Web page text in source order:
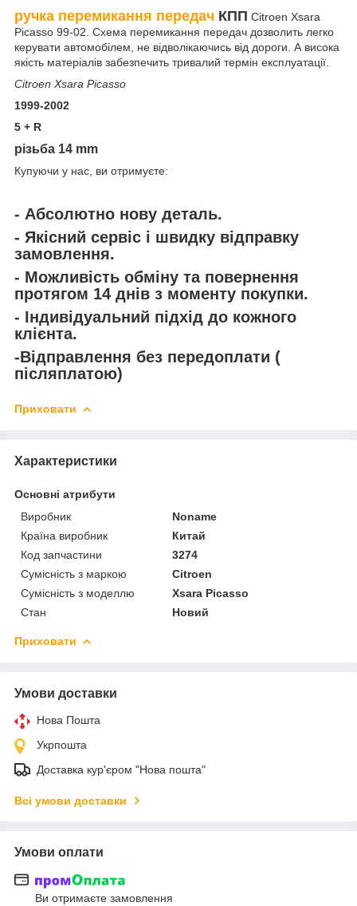
ручка перемикання передач КПП Citroen Xsara
Picasso 99-02. Схема перемикання передач дозволить легко
керувати автомобілем, не відволікаючись від дороги. А висока
якість матеріалів забезпечить тривалий термін експлуатації.
Citroen Xsara Picasso
1999-2002
5 + R
різьба 14 mm
Купуючи у нас, ви отримуєте:
- Абсолютно нову деталь.
- Якісний сервіс і швидку відправку
замовлення.
- Можливість обміну та повернення
протягом 14 днів з моменту покупки.
- Індивідуальний підхід до кожного
клієнта.
-Відправлення без передоплати (
післяплатою)
Приховати
Характеристики
Основні атрибути
Виробник
Noname
Країна виробник
Китай
Код запчастини
3274
Сумісність з маркою
Citroen
Сумісність з моделлю
Xsara Picasso
Стан
Новий
Приховати
Умови доставки
Нова Пошта
Укрпошта
Доставка кур'єром "Нова пошта"
Всі умови доставки
Умови оплати
Ви отримаєте замовлення